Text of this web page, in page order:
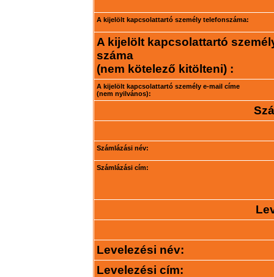
A kijelölt kapcsolattartó személy telefonszáma:
A kijelölt kapcsolattartó
száma
(nem kötelező kitölteni) :
A kijelölt kapcsolattartó személy e-mail címe
(nem nyilvános):
Számlázási név:
Számlázási cím:
Levelezési név:
Levelezési cím: